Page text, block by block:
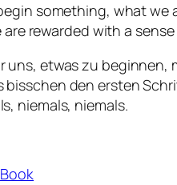
something, what
rewarded with a
uns, etwas zu
den ersten
niemals, niemals.